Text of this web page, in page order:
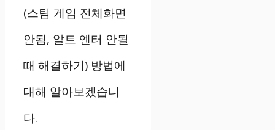
(스팀 게임 전체화면
안됨, 알트 엔터 안될
때 해결하기) 방법에
대해 알아보겠습니
다.